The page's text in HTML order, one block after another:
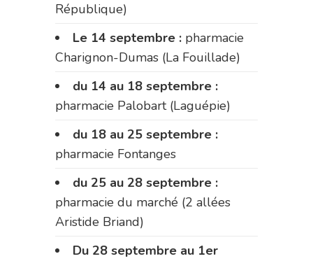
République)
Le 14 septembre : pharmacie
Charignon-Dumas (La Fouillade)
du 14 au 18 septembre :
pharmacie Palobart (Laguépie)
du 18 au 25 septembre :
pharmacie Fontanges
du 25 au 28 septembre :
pharmacie du marché (2 allées
Aristide Briand)
Du 28 septembre au 1er